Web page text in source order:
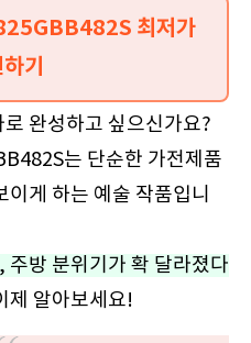
최저가
기
완성하고 싶으신가요?
는 단순한 가전제품
게 하는 예술 작품입니
주방 분위기가 확 달라졌다
제 알아보세요!